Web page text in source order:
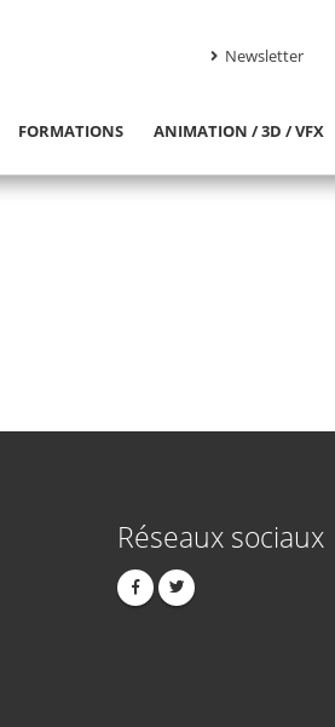
Newsletter
FORMATIONS ANIMATION / 3D / VFX
Réseaux sociaux